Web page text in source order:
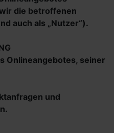
die betroffenen
auch als „Nutzer“).
Onlineangebotes, seiner
und